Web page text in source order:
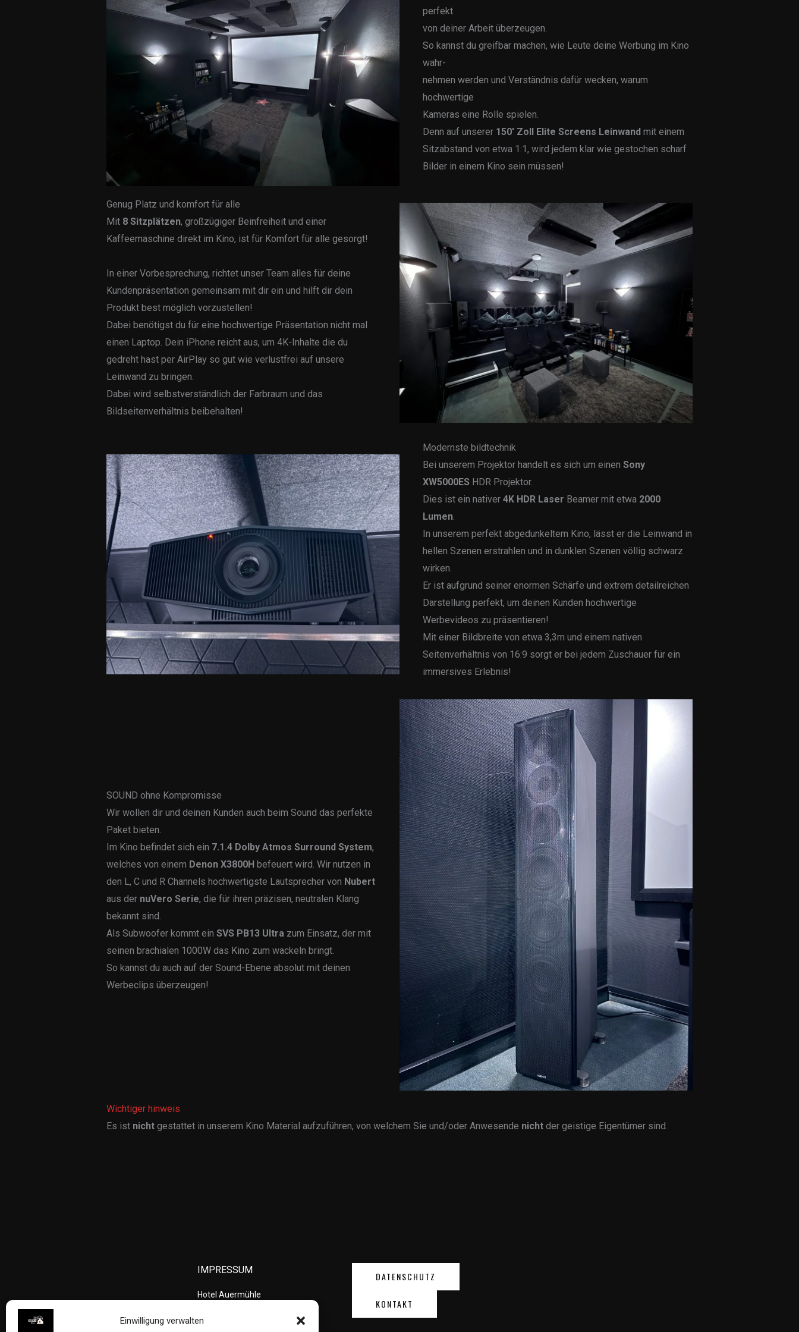
Einwilligung verwalten
perfekt
von deiner Arbeit überzeugen.
So kannst du greifbar machen, wie Leute deine Werbung im Kino
wahr-
nehmen werden und Verständnis dafür wecken, warum
hochwertige
Kameras eine Rolle spielen.
Denn auf unserer 150′ Zoll Elite Screens Leinwand mit einem
Sitzabstand von etwa 1:1, wird jedem klar wie gestochen scharf
Bilder in einem Kino sein müssen!
Genug Platz und komfort für alle
Mit 8 Sitzplätzen, großzügiger Beinfreiheit und einer
Kaffeemaschine direkt im Kino, ist für Komfort für alle gesorgt!
In einer Vorbesprechung, richtet unser Team alles für deine
Kundenpräsentation gemeinsam mit dir ein und hilft dir dein
Produkt best möglich vorzustellen!
Dabei benötigst du für eine hochwertige Präsentation nicht mal
einen Laptop. Dein iPhone reicht aus, um 4K-Inhalte die du
gedreht hast per AirPlay so gut wie verlustfrei auf unsere
Leinwand zu bringen.
Dabei wird selbstverständlich der Farbraum und das
Bildseitenverhältnis beibehalten!
Modernste bildtechnik
Bei unserem Projektor handelt es sich um einenSony
XW5000ES HDR Projektor.
Dies ist ein nativer4K HDR Laser Beamer mit etwa 2000
Lumen.
In unserem perfekt abgedunkeltem Kino, lässt er die Leinwand in
hellen Szenen erstrahlen und in dunklen Szenen völlig schwarz
wirken.
Er ist aufgrund seiner enormen Schärfe und extrem detailreichen
Darstellung perfekt, um deinen Kunden hochwertige
Werbevideos zu präsentieren!
Mit einer Bildbreite von etwa 3,3m und einem nativen
Seitenverhältnis von 16:9 sorgt er bei jedem Zuschauer für ein
immersives Erlebnis!
SOUND ohne Kompromisse
Wir wollen dir und deinen Kunden auch beim Sound das perfekte
Paket bieten.
Im Kino befindet sich ein 7.1.4 Dolby Atmos Surround System,
welches von einem Denon X3800H befeuert wird. Wir nutzen in
den L, C und R Channels hochwertigste Lautsprecher von Nubert
aus der nuVero Serie, die für ihren präzisen, neutralen Klang
bekannt sind.
Als Subwoofer kommt ein SVS PB13 Ultra zum Einsatz, der mit
seinen brachialen 1000W das Kino zum wackeln bringt.
So kannst du auch auf der Sound-Ebene absolut mit deinen
Werbeclips überzeugen!
Wichtiger hinweis
Es ist nichtgestattet in unserem Kino Material aufzuführen, von welchem Sie und/oder Anwesende nicht der geistige Eigentümer sind.
IMPRESSUM
Hotel Auermühle
57577 Hamm (Sieg)
DATENSCHUTZ
KONTAKT